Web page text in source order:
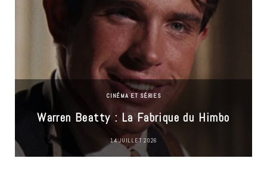
CINÉMA ET SÉRIES
Warren Beatty : La Fabrique du Himbo
14 JUILLET 2026